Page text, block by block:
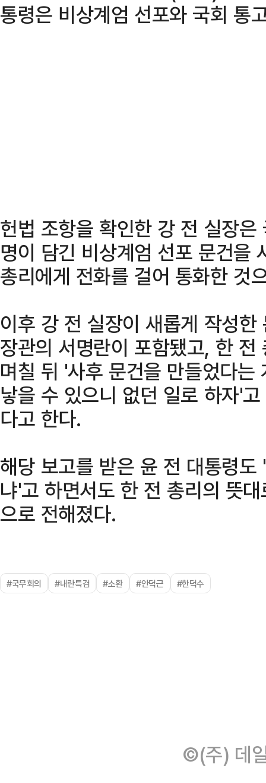
통령은 비상계엄 선포와 국회 통
헌법 조항을 확인한 강 전 실장
명이 담긴 비상계엄 선포 문건을
총리에게 전화를 걸어 통화한 것
이후 강 전 실장이 새롭게 작성
장관의 서명란이 포함됐고, 한
며칠 뒤 '사후 문건을 만들었다
낳을 수 있으니 없던 일로 하자'
다고 한다.
해당 보고를 받은 윤 전 대통령
냐'고 하면서도 한 전 총리의 뜻
으로 전해졌다.
#국무회의 #내란특검 #소환 #안덕근 #한덕수
©(주) 데